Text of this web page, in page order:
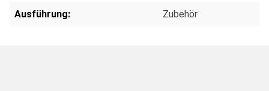
Ausführung: Zubehör